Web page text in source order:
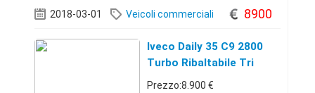
completi in titanio termignoni
frizione rekluse pedane
frizione
2018-03-01 Veicoli commerciali 8900
Iveco Daily 35 C9 2800
Turbo Ribaltabile Tri
Prezzo:8.900 €